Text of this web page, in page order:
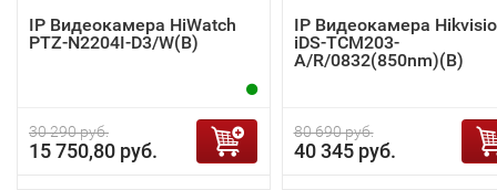
IP Видеокамера HiWatch
PTZ-N2204I-D3/W(B)
30 290 руб.
15 750,80 руб.
IP Видеокамера
iDS-TCM203-
A/R/0832(850nm)(B)
80 690 руб.
40 345 руб.